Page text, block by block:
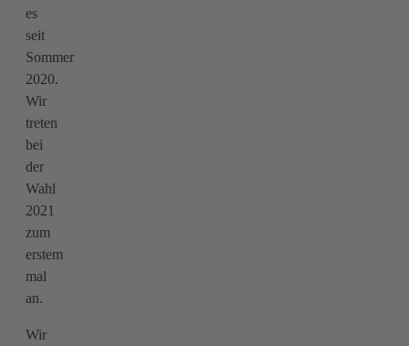
es
seit
Sommer
2020.
Wir
treten
bei
der
Wahl
2021
zum
erstem
mal
an.
Wir